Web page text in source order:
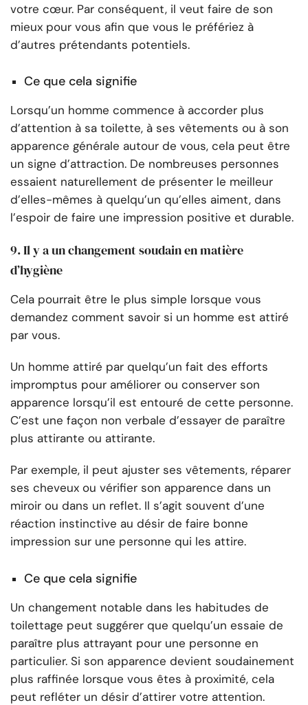
votre cœur. Par conséquent, il veut faire de son
mieux pour vous afin que vous le préfériez à
d’autres prétendants potentiels.
Ce que cela signifie
Lorsqu’un homme commence à accorder plus
d’attention à sa toilette, à ses vêtements ou à son
apparence générale autour de vous, cela peut être
un signe d’attraction. De nombreuses personnes
essaient naturellement de présenter le meilleur
d’elles-mêmes à quelqu’un qu’elles aiment, dans
l’espoir de faire une impression positive et durable.
9. Il y a un changement soudain en matière
d’hygiène
Cela pourrait être le plus simple lorsque vous
demandez comment savoir si un homme est attiré
par vous.
Un homme attiré par quelqu’un fait des efforts
impromptus pour améliorer ou conserver son
apparence lorsqu’il est entouré de cette personne.
C’est une façon non verbale d’essayer de paraître
plus attirante ou attirante.
Par exemple, il peut ajuster ses vêtements, réparer
ses cheveux ou vérifier son apparence dans un
miroir ou dans un reflet. Il s’agit souvent d’une
réaction instinctive au désir de faire bonne
impression sur une personne qui les attire.
Ce que cela signifie
Un changement notable dans les habitudes de
toilettage peut suggérer que quelqu’un essaie de
paraître plus attrayant pour une personne en
particulier. Si son apparence devient soudainement
plus raffinée lorsque vous êtes à proximité, cela
peut refléter un désir d’attirer votre attention.